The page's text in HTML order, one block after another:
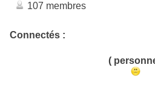
107 membres
Connectés :
(